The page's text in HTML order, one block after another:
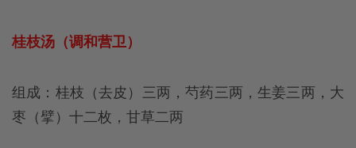
桂枝汤（调和营卫）
组成：桂枝（去皮）三两，芍药三两，生姜三两，大
枣（擘）十二枚，甘草二两